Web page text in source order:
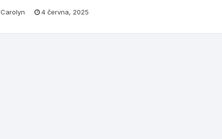
Carolyn 4 června, 2025